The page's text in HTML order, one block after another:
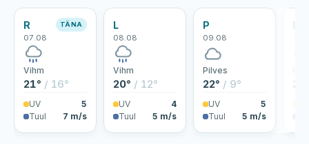
R
07.08
TÄNA
Vihm
21° / 16°
UV
5
Tuul
7 m/s
L
08.08
Vihm
20° / 12°
UV
4
Tuul
5 m/s
P
09.08
Pilves
22° / 9°
UV
5
Tuul
5 m/s
E